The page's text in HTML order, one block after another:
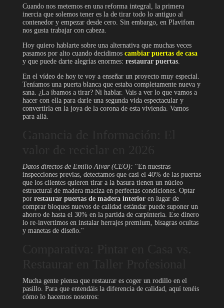
Cuando nos metemos en una reforma integral, la primera
inercia que solemos tener es la de tirar todo lo antiguo al
contenedor y empezar desde cero. Sin embargo, en Plavifom
nos gusta trabajar con cabeza.
Hoy quiero hablarte sobre una alternativa que muchas veces
pasamos por alto cuando decidimos cambiar puertas de casa
y que puede darte alegrías enormes: restaurar puertas.
En el vídeo de hoy te voy a enseñar un proyecto muy especial.
Teníamos una puerta blanca que estaba completamente nueva y
sana. ¿La íbamos a tirar? Ni hablar. Vais a ver lo que vamos a
hacer con ella para darle una segunda vida espectacular y
convertirla en la joya de la corona de esta vivienda. Vamos
para allá.
Datos directos de Emilio Aivar (CEO): "En nuestras
inspecciones previas, detectamos que casi el 40% de las puertas
que los clientes quieren tirar a la basura tienen un núcleo
estructural de madera maciza en perfectas condiciones. Optar
por restaurar puertas de madera interioren lugar de
comprar bloques nuevos de calidad estándar puede suponer un
ahorro de hasta el 30% en la partida de carpintería. Ese dinero
lo re-invertimos en instalar herrajes premium, bisagras ocultas
y manetas de diseño."
Mucha gente piensa que restaurar es coger un rodillo en el
pasillo. Para que entendáis la diferencia de calidad, aquí tenéis
cómo lo hacemos nosotros: